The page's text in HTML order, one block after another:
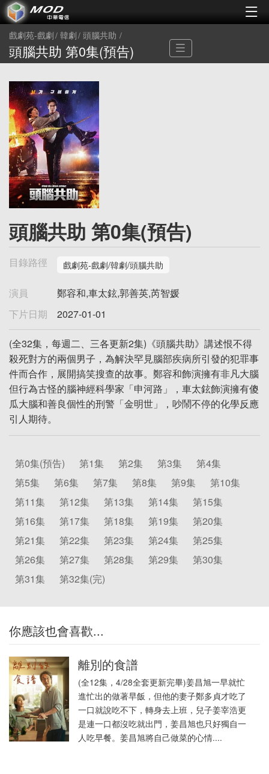
戲劇苑-戲劇 韓劇 頭腦共助
頭腦共助 第0集(預告)
頭腦共助 第0集(預告)
目錄路徑 戲劇苑-戲劇/韓劇/頭腦共助
演員
鄭容和,車太鉉,郭善英,芮智媛
下片日期
2027-01-01
(全32集，每週二、三各更新2集)《頭腦共助》講述恨不得
殺死對方的兩個男子，為解決罕見腦部疾病所引發的犯罪事
件而合作，展開搞笑搜查的故事。鄭容和飾演擁有非凡大腦
但行為古怪的腦神經科學家「申河路」，車太鉉飾演擁有傻
瓜大腦和善良個性的刑警「金明世」，吵鬧不停的化學反應
引人期待。
第0集(預告) 第1集 第2集 第3集
第4集
第5集
第6集 第7集 第8集 第9集
第10集
第11集
第12集 第13集 第14集
第15集
第16集
第17集 第18集 第19集
第20集
第21集
第22集 第23集 第24集
第25集
第26集
第27集 第28集 第29集
第30集
第31集
第32集(完)
你應該也會喜歡...
離別的食譜
(全12集，4/28全套更新完畢)姜昌旭一早就忙
進忙出的做著早飯，但他的妻子鄭多貞才吃了
一口就說吃不下，轉身去上班，兒子姜宰浩更
是連一口都沒吃就出門，姜昌旭也只好獨自一
人吃早餐。姜昌旭將自己做菜的心情....